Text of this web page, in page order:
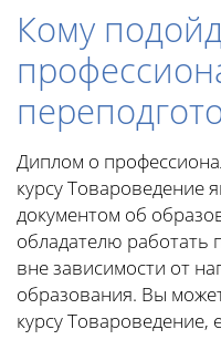
Кому
Диплом о
курсу Товароведение
документом об
обладателю работать
вне зависимости от
образования. Вы
курсу Товароведение,